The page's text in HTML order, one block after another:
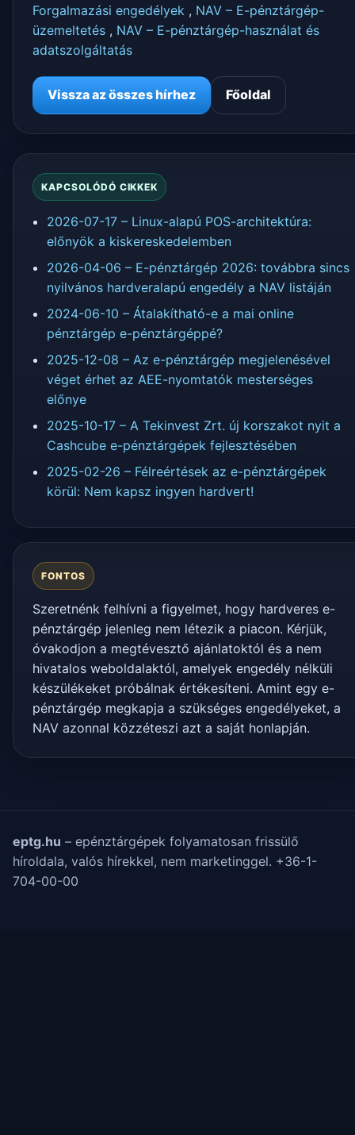
Forgalmazási engedélyek , NAV – E-pénztárgép-
üzemeltetés , NAV – E-pénztárgép-használat és
adatszolgáltatás
Vissza az összes hírhez Főoldal
KAPCSOLÓDÓ CIKKEK
2026-07-17 – Linux-alapú POS-architektúra:
előnyök a kiskereskedelemben
2026-04-06 – E-pénztárgép 2026: továbbra sincs
nyilvános hardveralapú engedély a NAV listáján
2024-06-10 – Átalakítható-e a mai online
pénztárgép e-pénztárgéppé?
2025-12-08 – Az e-pénztárgép megjelenésével
véget érhet az AEE-nyomtatók mesterséges
előnye
2025-10-17 – A Tekinvest Zrt. új korszakot nyit a
Cashcube e-pénztárgépek fejlesztésében
2025-02-26 – Félreértések az e-pénztárgépek
körül: Nem kapsz ingyen hardvert!
FONTOS
Szeretnénk felhívni a figyelmet, hogy hardveres e-
pénztárgép jelenleg nem létezik a piacon. Kérjük,
óvakodjon a megtévesztő ajánlatoktól és a nem
hivatalos weboldalaktól, amelyek engedély nélküli
készülékeket próbálnak értékesíteni. Amint egy e-
pénztárgép megkapja a szükséges engedélyeket, a
NAV azonnal közzéteszi azt a saját honlapján.
eptg.hu – epénztárgépek folyamatosan frissülő
híroldala, valós hírekkel, nem marketinggel. +36-1-
704-00-00